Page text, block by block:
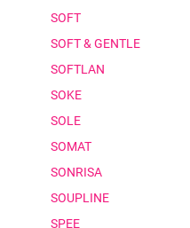
SOFT
SOFT & GENTLE
SOFTLAN
SOKE
SOLE
SOMAT
SONRISA
SOUPLINE
SPEE